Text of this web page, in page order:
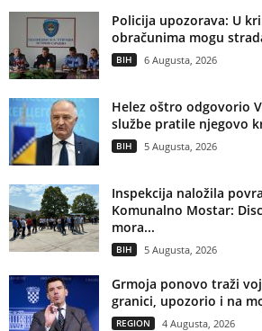
Policija upozorava: U
obračunima mogu
BIH 6 Augusta, 2026
Helez oštro odgovorio
službe pratile njegovo
BIH 5 Augusta, 2026
Inspekcija naložila
Komunalno Mostar:
mora...
BIH 5 Augusta, 2026
Grmoja ponovo traži
granici, upozorio i na
REGION 4 Augusta, 2026